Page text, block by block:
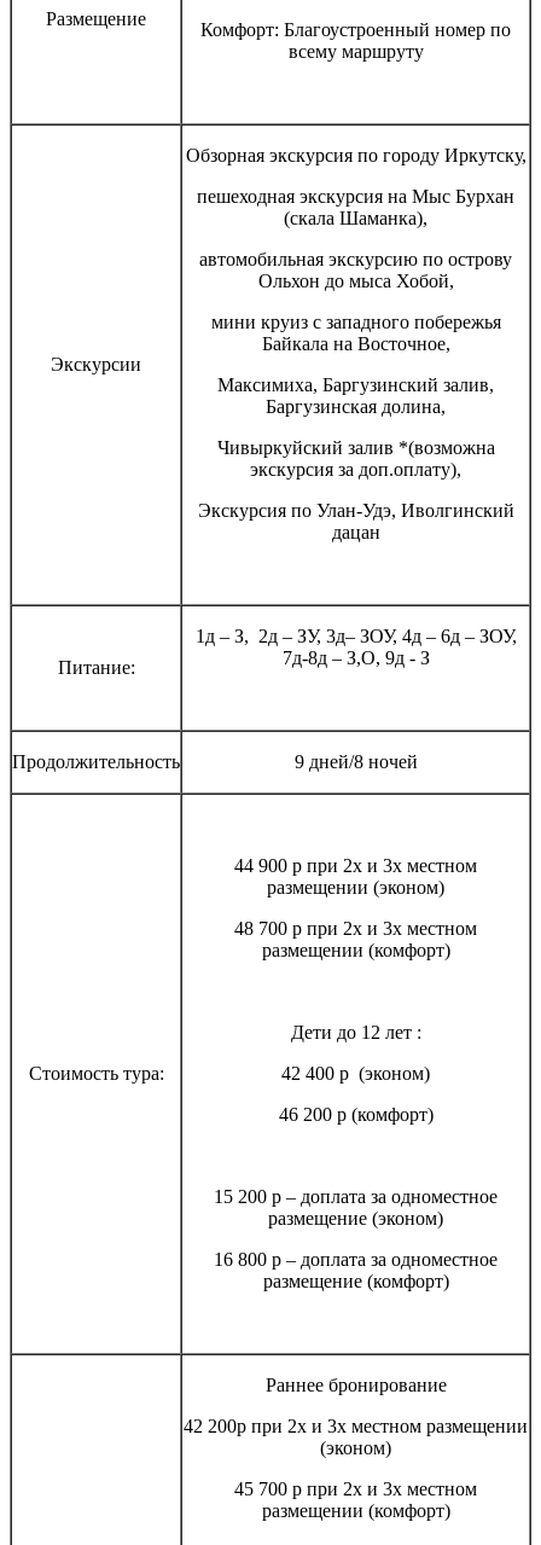
Размещение
Комфорт: Благоустроенный номер по
всему маршруту
Экскурсии
Обзорная экскурсия по городу Иркутску,
пешеходная экскурсия на Мыс Бурхан
(скала Шаманка),
автомобильная экскурсию по острову
Ольхон до мыса Хобой,
мини круиз с западного побережья
Байкала на Восточное,
Максимиха, Баргузинский залив,
Баргузинская долина,
Чивыркуйский залив *(возможна
экскурсия за доп.оплату),
Экскурсия по Улан-Удэ, Иволгинский
дацан
Питание:
1д – З, 2д – ЗУ, 3д– ЗОУ, 4д – 6д – ЗОУ,
7д-8д – З,О, 9д - З
Продолжительность 9 дней/8 ночей
Стоимость тура:
44 900 р при 2х и 3х местном
размещении (эконом)
48 700 р при 2х и 3х местном
размещении (комфорт)
Дети до 12 лет :
42 400 р (эконом)
46 200 р (комфорт)
15 200 р – доплата за одноместное
размещение (эконом)
16 800 р – доплата за одноместное
размещение (комфорт)
Раннее бронирование
42 200р при 2х и 3х местном размещении
(эконом)
45 700 р при 2х и 3х местном
размещении (комфорт)